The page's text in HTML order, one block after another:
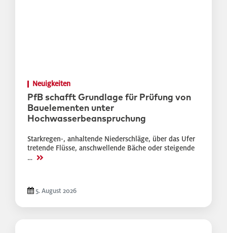
Neuigkeiten
PfB schafft Grundlage für Prüfung von
Bauelementen unter
Hochwasserbeanspruchung
Starkregen-, anhaltende Niederschläge, über das Ufer
tretende Flüsse, anschwellende Bäche oder steigende
… >>
5. August 2026